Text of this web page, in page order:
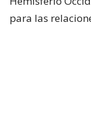
para las